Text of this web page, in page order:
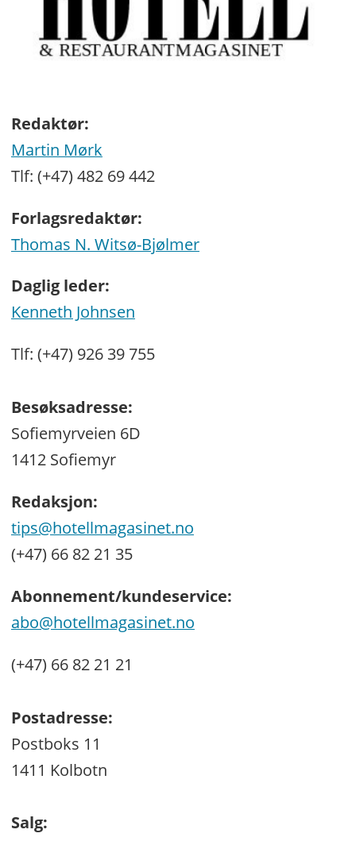
Redaktør:
Martin Mørk
Tlf: (+47) 482 69 442
Forlagsredaktør:
Thomas N. Witsø-Bjølmer
Daglig leder:
Kenneth Johnsen
Tlf: (+47) 926 39 755
Besøksadresse:
Sofiemyrveien 6D
1412 Sofiemyr
Redaksjon:
tips@hotellmagasinet.no
(+47) 66 82 21 35
Abonnement/kundeservice:
abo@hotellmagasinet.no
(+47) 66 82 21 21
Postadresse:
Postboks 11
1411 Kolbotn
Salg: